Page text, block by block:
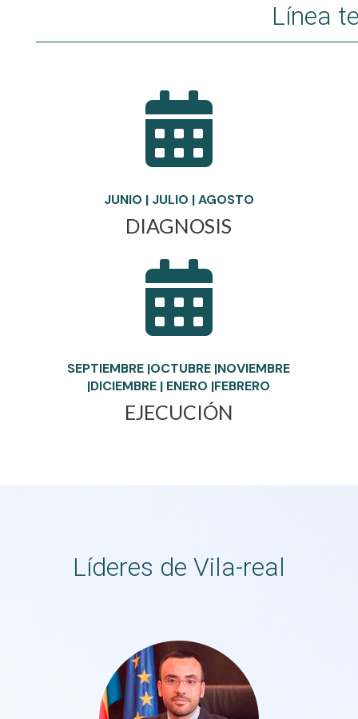
Línea

JUNIO | JULIO | AGOSTO
DIAGNOSIS

SEPTIEMBRE |OCTUBRE |NOVIEMBRE
|DICIEMBRE | ENERO |FEBRERO
EJECUCIÓN
Líderes de Vila-real